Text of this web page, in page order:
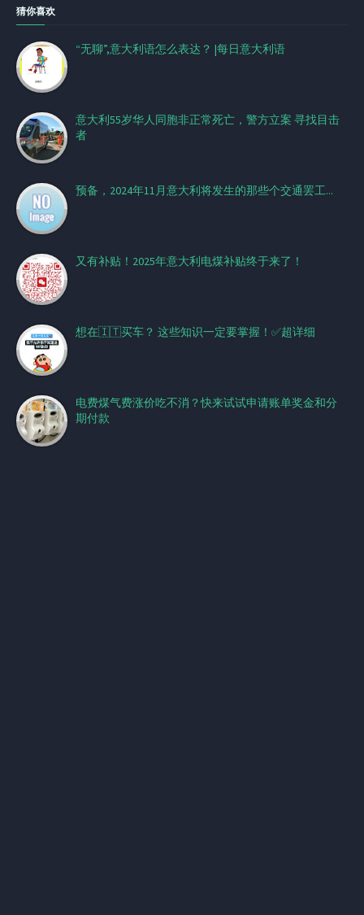
猜你喜欢
“无聊”,意大利语怎么表达？ |每日意大利语
意大利55岁华人同胞非正常死亡，警方立案 寻找目击
者
预备，2024年11月意大利将发生的那些个交通罢工...
又有补贴！2025年意大利电煤补贴终于来了！
想在🇮🇹买车？ 这些知识一定要掌握！✅超详细
电费煤气费涨价吃不消？快来试试申请账单奖金和分
期付款